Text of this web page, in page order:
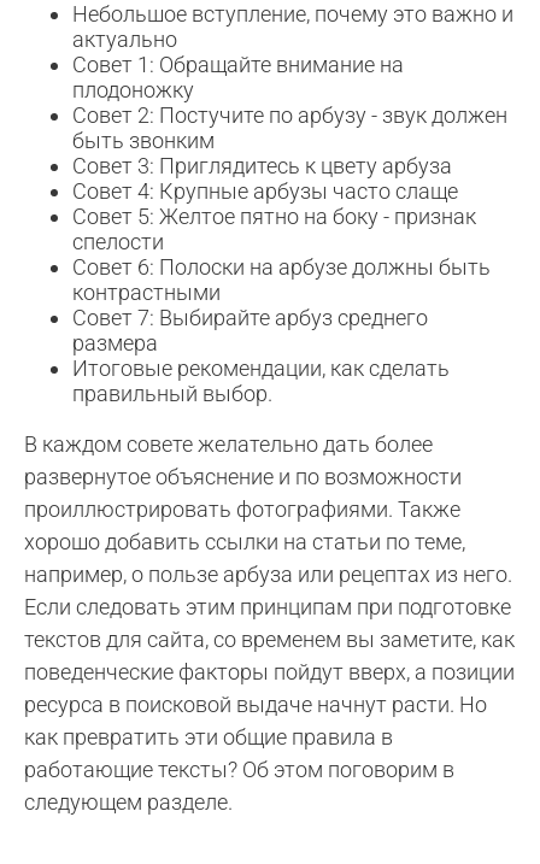
Небольшое вступление, почему это важно и
актуально
Совет 1: Обращайте внимание на
плодоножку
Совет 2: Постучите по арбузу - звук должен
быть звонким
Совет 3: Приглядитесь к цвету арбуза
Совет 4: Крупные арбузы часто слаще
Совет 5: Желтое пятно на боку - признак
спелости
Совет 6: Полоски на арбузе должны быть
контрастными
Совет 7: Выбирайте арбуз среднего
размера
Итоговые рекомендации, как сделать
правильный выбор.
В каждом совете желательно дать более
развернутое объяснение и по возможности
проиллюстрировать фотографиями. Также
хорошо добавить ссылки на статьи по теме,
например, о пользе арбуза или рецептах из него.
Если следовать этим принципам при подготовке
текстов для сайта, со временем вы заметите, как
поведенческие факторы пойдут вверх, а позиции
ресурса в поисковой выдаче начнут расти. Но
как превратить эти общие правила в
работающие тексты? Об этом поговорим в
следующем разделе.